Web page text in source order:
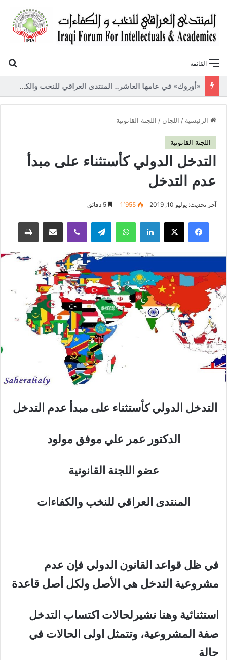
القائمة
«أوروك» في عامها العاشر.. المنتدى العراقي للنخب والكفاءات يصدر عددًا جديدًا ببحوث علمية تعالج قضايا الاقتصاد والطاقة
الرئيسية / اللجان / اللجنة القانونية
اللجنة القانونية
التدخل الدولي كأستثناء على مبدأ
عدم التدخل
آخر تحديث: يوليو 10, 2019 1٬955
فيسبوك لينكدإن واتساب
التدخل الدولي كأستثناء على مبدأ عدم التدخل
الدكتور عمر علي موفق مولود
عضو اللجنة القانونية
المنتدى العراقي للنخب والكفاءات
في ظل قواعد القانون الدولي فإن عدم
مشروعية التدخل هي الأصل ولكل أصل قاعدة
استثنائية وهنا نشيرلحالات اكتساب التدخل
صفة المشروعية، وتتمثل اولى الحالات في
حالة